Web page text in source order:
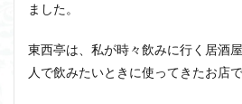
ました。
東西亭は、私が時々飲みに行く居酒
人で飲みたいときに使ってきたお店で